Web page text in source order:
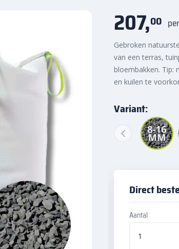
207,00
Gebroken
van een terras,
bloembakken. Tip:
en kuilen te
Variant:
Direct
Aantal